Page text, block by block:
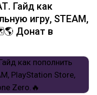
Гайд как
игру, STEAM,
Донат в